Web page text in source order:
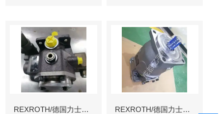
REXROTH/德国力士乐叶片泵 REXROTH/德国力士乐变量柱塞泵冶金